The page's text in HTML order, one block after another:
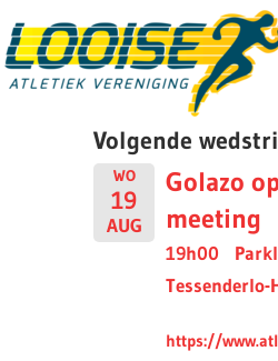
to
content
Volgende
WO
19
AUG
Golazo
meeting
19h00
Tessenderlo-
https://